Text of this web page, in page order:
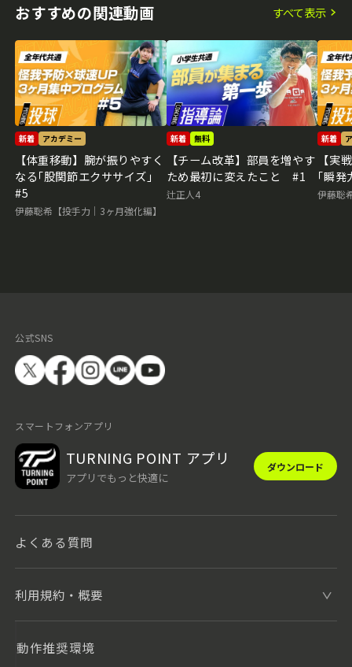
おすすめの関連動画 すべて表示
新着 アカデミー
【体重移動】腕が振りやすく
なる｢股関節エクササイズ｣
#5
伊藤聡希【投手力｜3ヶ月強化編】
新着 無料
【チーム改革】部員を増やす
ため最初に変えたこと #1
辻正人4
新着
【実
｢瞬
伊藤聡
公式SNS
スマートフォンアプリ
TURNING POINT アプリ
アプリでもっと快適に
ダウンロード
よくある質問
利用規約・概要
動作推奨環境